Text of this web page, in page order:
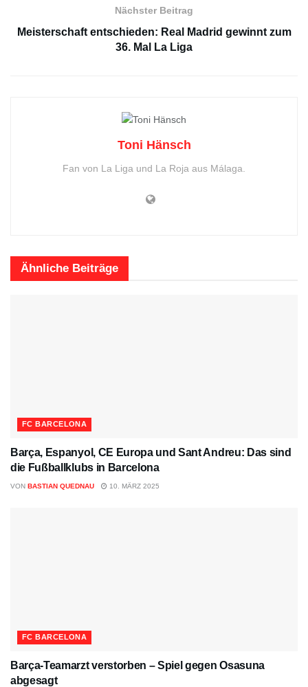
Nächster Beitrag
Meisterschaft entschieden: Real Madrid gewinnt zum
36. Mal La Liga
Toni Hänsch
Fan von La Liga und La Roja aus Málaga.
Ähnliche Beiträge
FC BARCELONA
Barça, Espanyol, CE Europa und Sant Andreu: Das sind
die Fußballklubs in Barcelona
VON BASTIAN QUEDNAU 10. MÄRZ 2025
FC BARCELONA
Barça-Teamarzt verstorben – Spiel gegen Osasuna
abgesagt